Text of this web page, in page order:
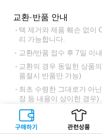
구매하기 관련상품
교환·반품 안내
택 제거와 제품 훼손 없이
리 가능합니다.
교환/반품 접수 후 7일 이
교환의 경우 동일한 상품
품절시 반품만 가능)
최초 수령한 그대로가 아
장 등 내용이 상이한 경우)
교환·반품불가 사전 고지
CJ대한통운 외 타택배 이